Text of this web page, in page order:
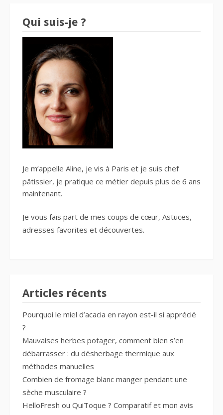
Qui suis-je ?
Je m’appelle Aline, je vis à Paris et je suis chef
pâtissier, je pratique ce métier depuis plus de 6 ans
maintenant.
Je vous fais part de mes coups de cœur, Astuces,
adresses favorites et découvertes.
Articles récents
Pourquoi le miel d’acacia en rayon est-il si apprécié
?
Mauvaises herbes potager, comment bien s’en
débarrasser : du désherbage thermique aux
méthodes manuelles
Combien de fromage blanc manger pendant une
sèche musculaire ?
HelloFresh ou QuiToque ? Comparatif et mon avis